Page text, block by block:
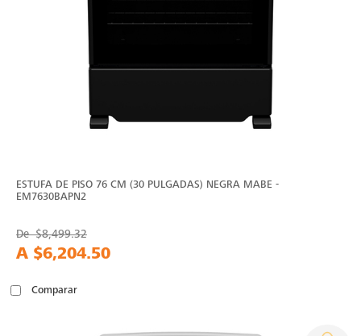
ESTUFA DE PISO 76 CM (30 PULGADAS) NEGRA MABE -
EM7630BAPN2
De$8,499.32
A $6,204.50
Comparar